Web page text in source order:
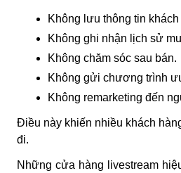
Không lưu thông tin khách
Không ghi nhận lịch sử
Không chăm sóc sau bán.
Không gửi chương trình
Không remarketing đến
Điều này khiến nhiều khách
đi.
Những cửa hàng livestream